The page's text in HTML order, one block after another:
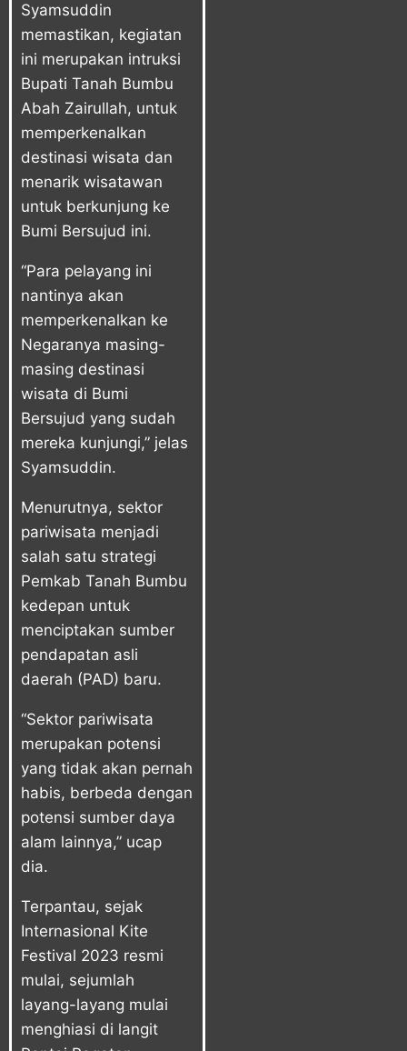
Syamsuddin
memastikan, kegiatan
ini merupakan intruksi
Bupati Tanah Bumbu
Abah Zairullah, untuk
memperkenalkan
destinasi wisata dan
menarik wisatawan
untuk berkunjung ke
Bumi Bersujud ini.
“Para pelayang ini
nantinya akan
memperkenalkan ke
Negaranya masing-
masing destinasi
wisata di Bumi
Bersujud yang sudah
mereka kunjungi,” jelas
Syamsuddin.
Menurutnya, sektor
pariwisata menjadi
salah satu strategi
Pemkab Tanah Bumbu
kedepan untuk
menciptakan sumber
pendapatan asli
daerah (PAD) baru.
“Sektor pariwisata
merupakan potensi
yang tidak akan pernah
habis, berbeda dengan
potensi sumber daya
alam lainnya,” ucap
dia.
Terpantau, sejak
Internasional Kite
Festival 2023 resmi
mulai, sejumlah
layang-layang mulai
menghiasi di langit